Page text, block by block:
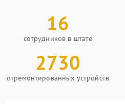
16
сотрудников в штате
2730
отремонтированных устройств